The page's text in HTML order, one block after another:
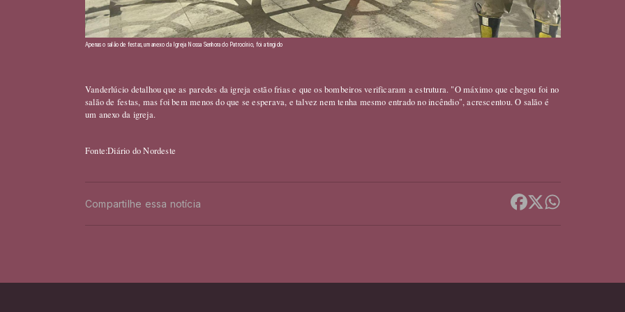
Apenas o salão de festas, um anexo da Igreja Nossa Senhora do Patrocínio, foi atingido
Vanderlúcio detalhou que as paredes da igreja estão frias e que os bombeiros verificaram a estrutura. "O máximo que chegou foi no
salão de festas, mas foi bem menos do que se esperava, e talvez nem tenha mesmo entrado no incêndio", acrescentou. O salão é
um anexo da igreja.
Fonte:Diário do Nordeste
Compartilhe essa notícia